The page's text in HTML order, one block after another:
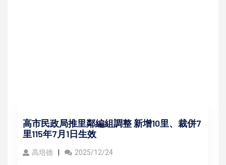
高市民政局推里鄰編組調整 新增10里、裁併7
里115年7月1日生效
高培德 2025/12/24